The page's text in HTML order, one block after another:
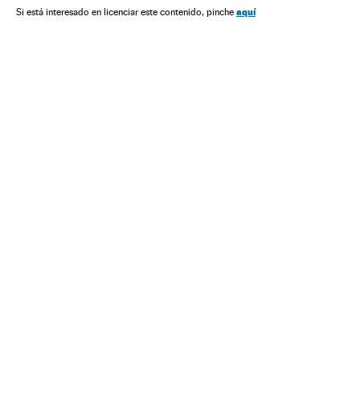
Si está interesado en licenciar este contenido, pinche aquí